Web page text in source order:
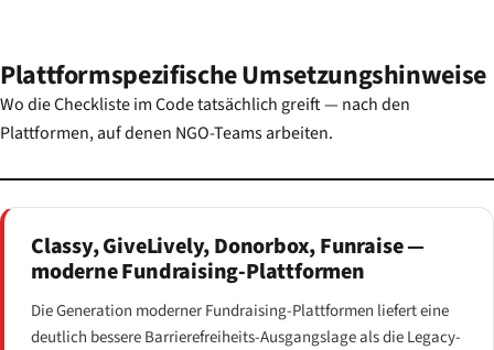
Plattformspezifische Umsetzungshinweise
Wo die Checkliste im Code tatsächlich greift — nach den
Plattformen, auf denen NGO-Teams arbeiten.
Classy, GiveLively, Donorbox, Funraise —
moderne Fundraising-Plattformen
Die Generation moderner Fundraising-Plattformen liefert eine
deutlich bessere Barrierefreiheits-Ausgangslage als die Legacy-